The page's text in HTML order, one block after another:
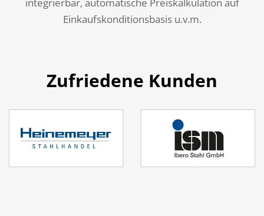
Einkaufskonditionsbasis u.v.m.
Zufriedene Kunden